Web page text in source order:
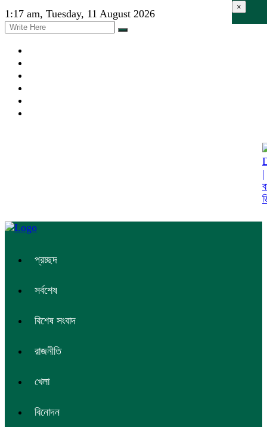
1:17 am, Tuesday, 11 August 2026
প্রচ্ছদ
সর্বশেষ
বিশেষ সংবাদ
রাজনীতি
খেলা
বিনোদন
×